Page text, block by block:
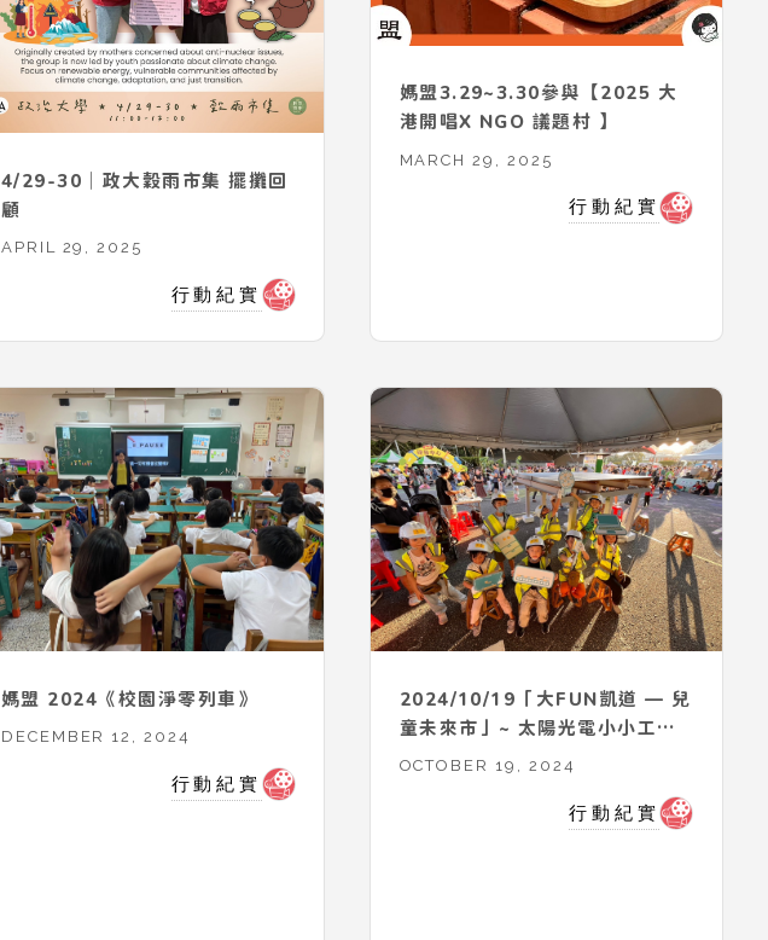
4/29-30｜政大穀雨市集 擺攤回
顧
APRIL 29, 2025
行動紀實
媽盟3.29~3.30參與【2025 大
港開唱X NGO 議題村 】
MARCH 29, 2025
行動紀實
媽盟 2024《校園淨零列車》
DECEMBER 12, 2024
行動紀實
2024/10/19「大FUN凱道 — 兒
童未來市」~ 太陽光電小小工程
師
OCTOBER 19, 2024
行動紀實